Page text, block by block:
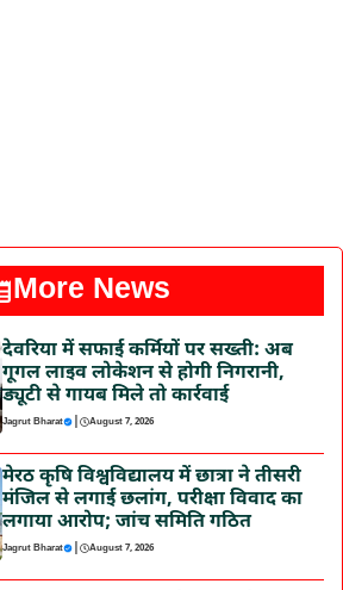
More News
देवरिया में सफाई कर्मियों पर सख्ती: अब
गूगल लाइव लोकेशन से होगी निगरानी,
ड्यूटी से गायब मिले तो कार्रवाई
Jagrut Bharat | August 7, 2026
मेरठ कृषि विश्वविद्यालय में छात्रा ने तीसरी
मंजिल से लगाई छलांग, परीक्षा विवाद का
लगाया आरोप; जांच समिति गठित
Jagrut Bharat | August 7, 2026